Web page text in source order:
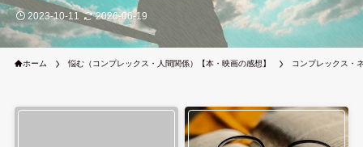
2023-10-11 2026-06-19
ホーム 悩む（コンプレックス・人間関係）【本・映画の感想】 コンプレックス・